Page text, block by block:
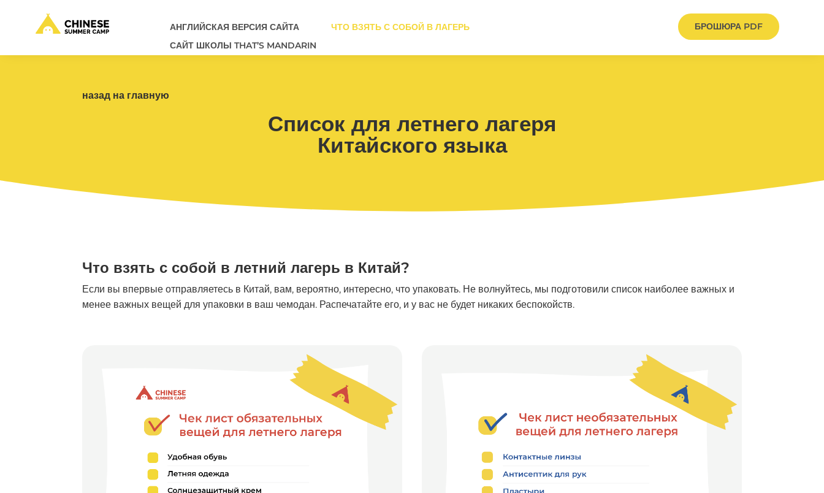
АНГЛИЙСКАЯ ВЕРСИЯ САЙТА
ЧТО ВЗЯТЬ С СОБОЙ В ЛАГЕРЬ
САЙТ ШКОЛЫ THAT’S MANDARIN
БРОШЮРА PDF
назад на главную
Список для летнего лагеря
Китайского языка
Что взять с собой в летний лагерь в Китай?
Если вы впервые отправляетесь в Китай, вам, вероятно, интересно, что упаковать. Не волнуйтесь, мы подготовили список наиболее важных и
менее важных вещей для упаковки в ваш чемодан. Распечатайте его, и у вас не будет никаких беспокойств.